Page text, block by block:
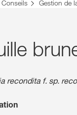
trouvez sur le site de
Conseils Gestion de
recondita f. sp.